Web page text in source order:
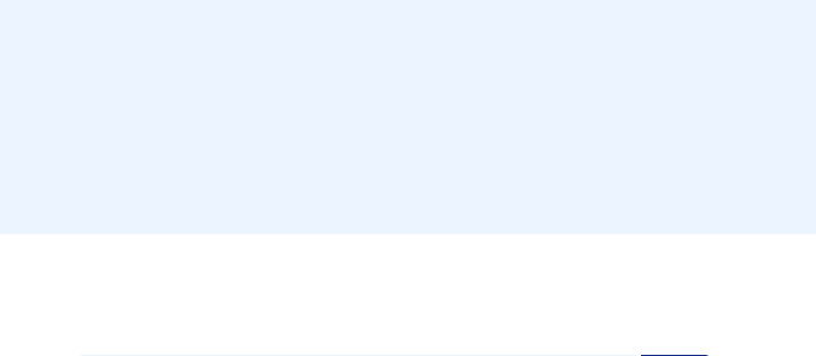
pour les personnes qui participent à des sports comme l'haltérophilie,
dos, ce qui rend un soutien à la taille idéal pour prévenir les blessures
taille comme mesure préventive pour éviter la surexertion ou pour